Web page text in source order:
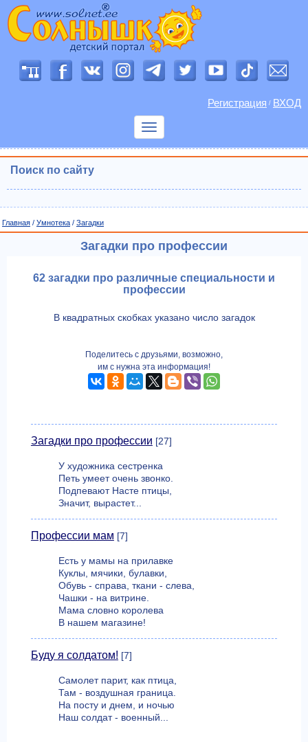
Регистрация / ВХОД
Показать
Поиск по сайту
Главная / Умнотека / Загадки
Загадки про профессии
62 загадки про различные специальности и
профессии
В квадратных скобках указано число загадок
Поделитесь с друзьями, возможно,
им с нужна эта информация!
Загадки про профессии [27]
У художника сестренка
Петь умеет очень звонко.
Подпевают Насте птицы,
Значит, вырастет...
Профессии мам [7]
Есть у мамы на прилавке
Куклы, мячики, булавки,
Обувь - справа, ткани - слева,
Чашки - на витрине.
Мама словно королева
В нашем магазине!
Буду я солдатом! [7]
Самолет парит, как птица,
Там - воздушная граница.
На посту и днем, и ночью
Наш солдат - военный...